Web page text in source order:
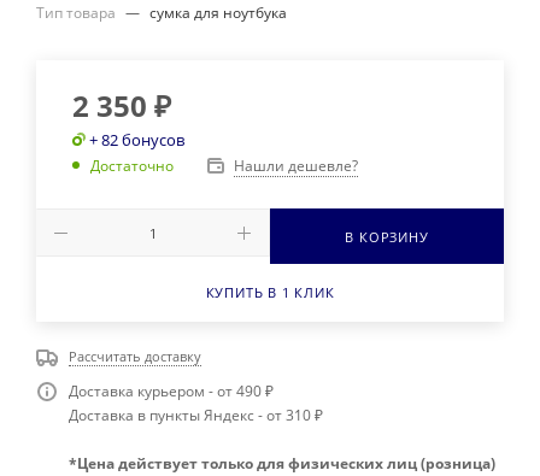
Тип товара — сумка для ноутбука
2 350 ₽
+ 82 бонусов
Достаточно Нашли дешевле?
В КОРЗИНУ
КУПИТЬ В 1 КЛИК
Рассчитать доставку
Доставка курьером - от 490 ₽
Доставка в пункты Яндекс - от 310 ₽
*Цена действует только для физических лиц (розница)